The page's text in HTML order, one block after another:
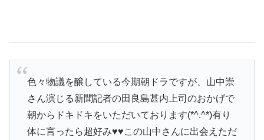
色々物議を醸している今期朝ドラですが、山中崇
さん演じる新聞記者の田良島甚内上司のおかげで
朝からドキドキをいただいております(*^.^*)有り
体に言ったら超好み♥♥この山中さんに出会えただ